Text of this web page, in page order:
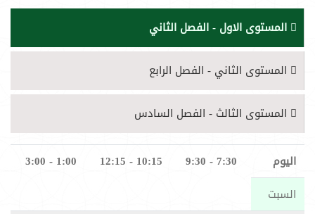
المستوى الاول - الفصل الثاني
المستوى الثاني - الفصل الرابع
المستوى الثالث - الفصل السادس
اليوم 7:30 - 9:30
10:15 - 12:15
1:00 - 3:00
السبت